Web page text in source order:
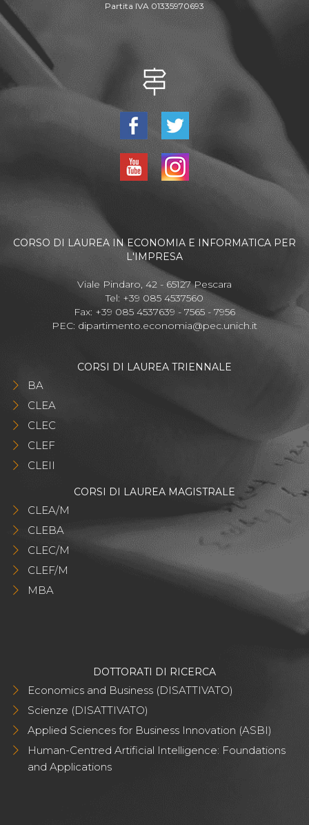
Partita IVA 01335970693
CORSO DI LAUREA IN ECONOMIA E INFORMATICA PER
L'IMPRESA
Viale Pindaro, 42 - 65127 Pescara
Tel: +39 085 4537560
Fax: +39 085 4537639 - 7565 - 7956
PEC: dipartimento.economia@pec.unich.it
CORSI DI LAUREA TRIENNALE
BA
CLEA
CLEC
CLEF
CLEII
CORSI DI LAUREA MAGISTRALE
CLEA/M
CLEBA
CLEC/M
CLEF/M
MBA
DOTTORATI DI RICERCA
Economics and Business (DISATTIVATO)
Scienze (DISATTIVATO)
Applied Sciences for Business Innovation (ASBI)
Human-Centred Artificial Intelligence: Foundations
and Applications